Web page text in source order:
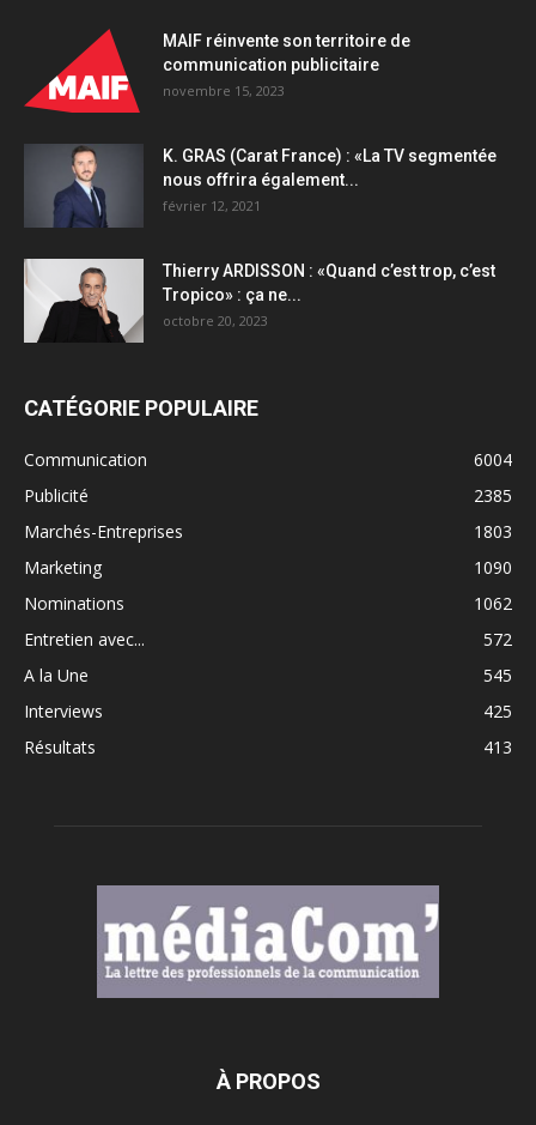
MAIF réinvente son territoire de
communication publicitaire
novembre 15, 2023
K. GRAS (Carat France) : «La TV segmentée
nous offrira également...
février 12, 2021
Thierry ARDISSON : «Quand c’est trop, c’est
Tropico» : ça ne...
octobre 20, 2023
CATÉGORIE POPULAIRE
Communication
6004
Publicité
2385
Marchés-Entreprises
1803
Marketing
1090
Nominations
1062
Entretien avec...
572
A la Une
545
Interviews
425
Résultats
413
À PROPOS